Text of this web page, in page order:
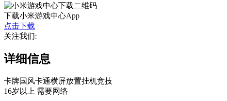
下载小米游戏中心App
点击下载
关注我们:
详细信息
卡牌国风卡通横屏放置挂机竞技
16岁以上 需要网络